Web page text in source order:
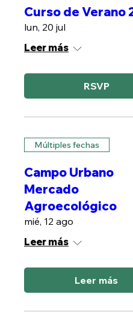
Curso de Verano
lun, 20 jul
Leer más
RSVP
Múltiples fechas
Campo Urbano
Mercado
Agroecológico
mié, 12 ago
Leer más
Leer más